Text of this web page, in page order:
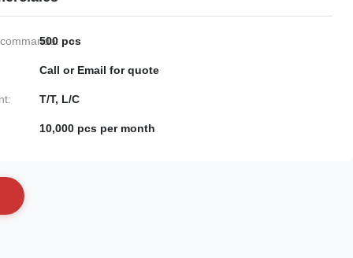
500 pcs
Call or Email for quote
T/T, L/C
10,000 pcs per month